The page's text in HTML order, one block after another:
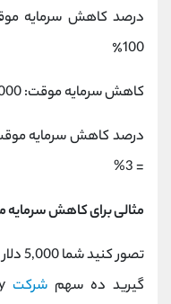
درصد کاهش سرمایه
100٪
کاهش سرمایه موقت: 5000 - 4850 = 150
= 3%
مثالی برای کاهش سرمایه
‌گیرید ده سهم شرکت